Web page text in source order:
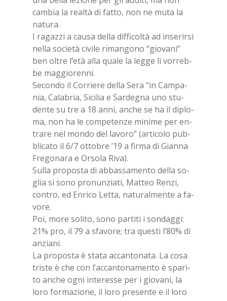
cam­bia la real­tà di fat­to, non ne muta la
na­tu­ra.
I ra­gaz­zi a cau­sa del­la dif­fi­col­tà ad in­se­rir­si
nel­la so­cie­tà ci­vi­le ri­man­go­no “gio­va­ni”
ben ol­tre l’e­tà alla qua­le la leg­ge li vor­reb­
be mag­gio­ren­ni.
Se­con­do il Cor­rie­re del­la Sera “in Cam­pa­
nia, Ca­la­bria, Si­ci­lia e Sar­de­gna uno stu­
den­te su tre a 18 anni, an­che se ha il di­plo­
ma, non ha le com­pe­ten­ze mi­ni­me per en­
tra­re nel mon­do del la­vo­ro” (ar­ti­co­lo pub­
bli­ca­to il 6/​7 ot­to­bre ’19 a fir­ma di Gian­na
Fre­go­na­ra e Or­so­la Riva).
Sul­la pro­po­sta di ab­bas­sa­men­to del­la so­
glia si sono pro­nun­zia­ti, Mat­teo Ren­zi,
con­tro, ed En­ri­co Let­ta, na­tu­ral­men­te a fa­
vo­re.
Poi, more so­li­to, sono par­ti­ti i son­dag­gi:
21% pro, il 79 a sfa­vo­re; tra que­sti l’80% di
an­zia­ni.
La pro­po­sta è sta­ta ac­can­to­na­ta. La cosa
tri­ste è che con l’ac­can­to­na­men­to è spa­ri­
to an­che ogni in­te­res­se per i gio­va­ni, la
loro for­ma­zio­ne, il loro pre­sen­te e il loro